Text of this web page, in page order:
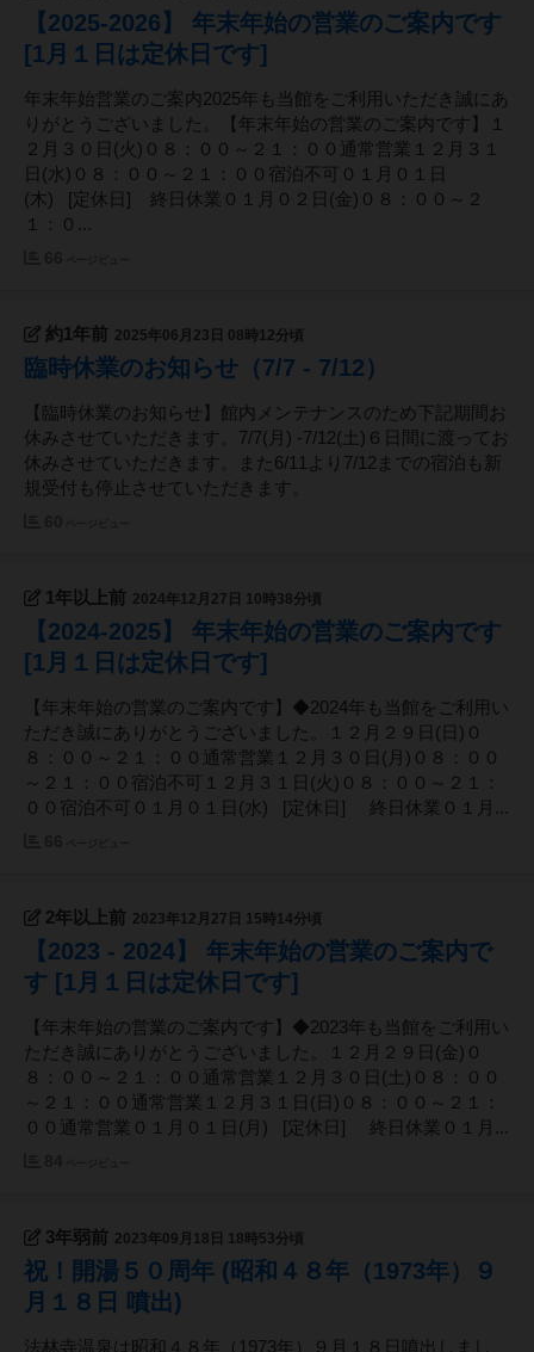
【2025-2026】 年末年始の営業のご案内です
[1月１日は定休日です]
年末年始営業のご案内2025年も当館をご利用いただき誠にあ
りがとうございました。【年末年始の営業のご案内です】１
２月３０日(火)０８：００～２１：００通常営業１２月３１
日(水)０８：００～２１：００宿泊不可０１月０１日
(木) [定休日] 終日休業０１月０２日(金)０８：００～２
１：０...
約1年前 2025年06月23日 08時12分頃
臨時休業のお知らせ（7/7 - 7/12）
【臨時休業のお知らせ】館内メンテナンスのため下記期間お
休みさせていただきます。7/7(月) -7/12(土)６日間に渡ってお
休みさせていただきます。また6/11より7/12までの宿泊も新
規受付も停止させていただきます。
1年以上前 2024年12月27日 10時38分頃
【2024-2025】 年末年始の営業のご案内です
[1月１日は定休日です]
【年末年始の営業のご案内です】◆2024年も当館をご利用い
ただき誠にありがとうございました。１２月２９日(日)０
８：００～２１：００通常営業１２月３０日(月)０８：００
～２１：００宿泊不可１２月３１日(火)０８：００～２１：
００宿泊不可０１月０１日(水) [定休日] 終日休業０１月...
2年以上前 2023年12月27日 15時14分頃
【2023 - 2024】 年末年始の営業のご案内で
す [1月１日は定休日です]
【年末年始の営業のご案内です】◆2023年も当館をご利用い
ただき誠にありがとうございました。１２月２９日(金)０
８：００～２１：００通常営業１２月３０日(土)０８：００
～２１：００通常営業１２月３１日(日)０８：００～２１：
００通常営業０１月０１日(月) [定休日] 終日休業０１月...
3年弱前 2023年09月18日 18時53分頃
祝！開湯５０周年 (昭和４８年（1973年）９
月１８日 噴出)
法林寺温泉は昭和４８年（1973年）９月１８日噴出しまし